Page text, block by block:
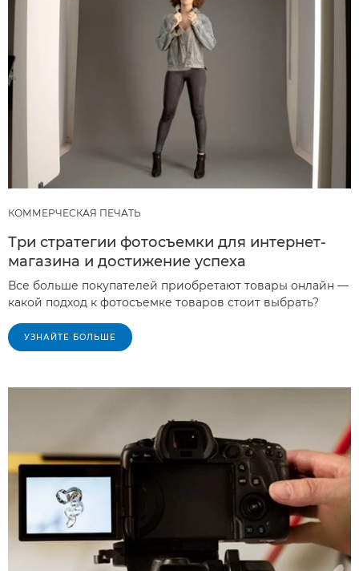
КОММЕРЧЕСКАЯ ПЕЧАТЬ
Три стратегии фотосъемки для интернет-
магазина и достижение успеха
Все больше покупателей приобретают товары онлайн —
какой подход к фотосъемке товаров стоит выбрать?
УЗНАЙТЕ БОЛЬШЕ